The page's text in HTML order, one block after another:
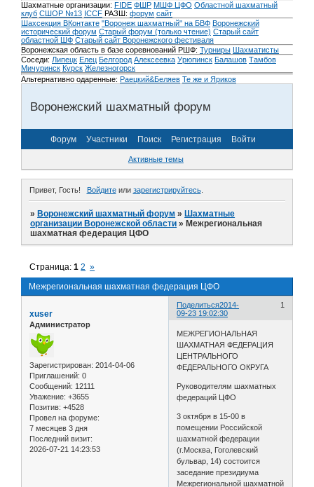
Шахматные организации: FIDE ФШР МШФ ЦФО Областной шахматный
клуб СШОР №13 ICCF РАЗШ: форум сайт
Шахсекция ВКонтакте "Воронеж шахматный" на БВФ Воронежский
исторический форум Cтарый форум (только чтение) Старый сайт
областной ШФ Старый сайт Воронежского фестиваля
Воронежская область в базе соревнований РШФ: Турниры Шахматисты
Соседи: Липецк Елец Белгород Алексеевка Урюпинск Балашов Тамбов
Мичуринск Курск Железногорск
Альтернативно одаренные: Раецкий&Беляев Те же и Яриков
Воронежский шахматный форум
Форум Участники Поиск Регистрация Войти
Активные темы
Привет, Гость! Войдитеили зарегистрируйтесь.
»Воронежский шахматный форум »Шахматные
организации Воронежской области »Межрегиональная
шахматная федерация ЦФО
Межрегиональная шахматная федерация ЦФО
Страница:1 2 »
Поделиться 1
2014-
09-23 19:02:30
xuser
Администратор
Зарегистрирован: 2014-04-06
Приглашений: 0
Сообщений: 12111
Уважение: +3655
Позитив: +4528
Провел на форуме:
7 месяцев 3 дня
Последний визит:
2026-07-21 14:23:53
МЕЖРЕГИОНАЛЬНАЯ
ШАХМАТНАЯ ФЕДЕРАЦИЯ
ЦЕНТРАЛЬНОГО
ФЕДЕРАЛЬНОГО ОКРУГА
Руководителям шахматных
федераций ЦФО
3 октября в 15-00 в
помещении Российской
шахматной федерации
(г.Москва, Гоголевский
бульвар, 14) состоится
заседание президиума
Межрегиональной шахматной